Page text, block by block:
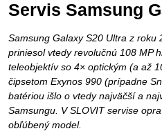
Servis Samsung
Samsung Galaxy S20 Ultra z roku
priniesol vtedy revolučnú 108 MP
teleobjektív so 4× optickým (a až
čipsetom Exynos 990 (prípadne
batériou išlo o vtedy najväčší a
Samsungu. V SLOVIT servise
obľúbený model.